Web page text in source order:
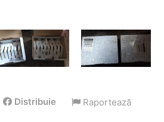
Distribuie Raportează